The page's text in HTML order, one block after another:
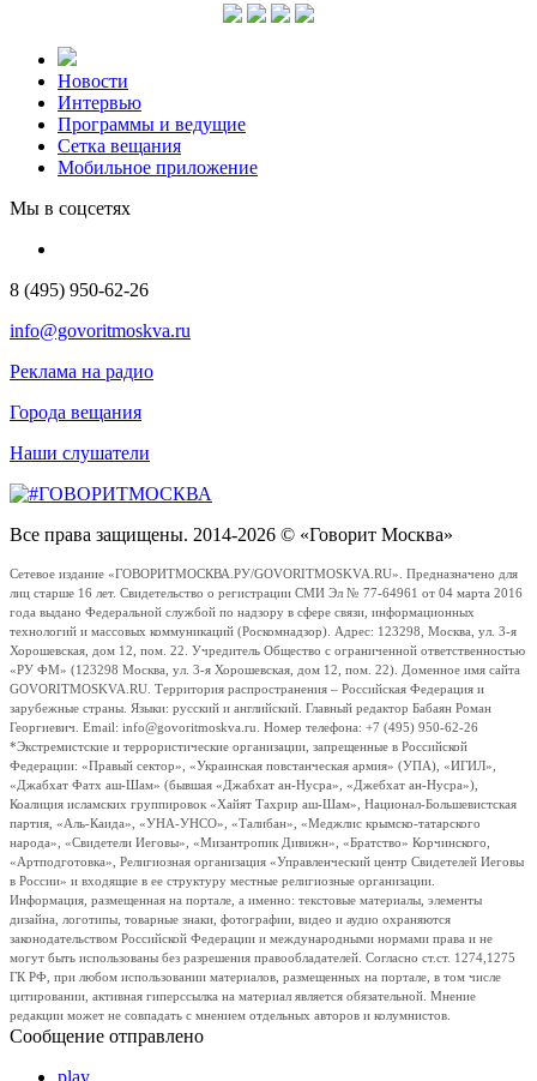
Новости
Интервью
Программы и ведущие
Сетка вещания
Мобильное приложение
Мы в соцсетях
8 (495) 950-62-26
info@govoritmoskva.ru
Реклама на радио
Города вещания
Наши слушатели
Все права защищены. 2014-2026 © «Говорит Москва»
Сетевое издание «ГОВОРИТМОСКВА.РУ/GOVORITMOSKVA.RU». Предназначено для
лиц старше 16 лет. Свидетельство о регистрации СМИ Эл № 77-64961 от 04 марта 2016
года выдано Федеральной службой по надзору в сфере связи, информационных
технологий и массовых коммуникаций (Роскомнадзор). Адрес: 123298, Москва, ул. 3-я
Хорошевская, дом 12, пом. 22. Учредитель Общество с ограниченной ответственностью
«РУ ФМ» (123298 Москва, ул. 3-я Хорошевская, дом 12, пом. 22). Доменное имя сайта
GOVORITMOSKVA.RU. Территория распространения – Российская Федерация и
зарубежные страны. Языки: русский и английский. Главный редактор Бабаян Роман
Георгиевич. Email: info@govoritmoskva.ru. Номер телефона: +7 (495) 950-62-26
*Экстремистские и террористические организации, запрещенные в Российской
Федерации: «Правый сектор», «Украинская повстанческая армия» (УПА), «ИГИЛ»,
«Джабхат Фатх аш-Шам» (бывшая «Джабхат ан-Нусра», «Джебхат ан-Нусра»),
Коалиция исламских группировок «Хайят Тахрир аш-Шам», Национал-Большевистская
партия, «Аль-Каида», «УНА-УНСО», «Талибан», «Меджлис крымско-татарского
народа», «Свидетели Иеговы», «Мизантропик Дивижн», «Братство» Корчинского,
«Артподготовка», Религиозная организация «Управленческий центр Свидетелей Иеговы
в России» и входящие в ее структуру местные религиозные организации.
Информация, размещенная на портале, а именно: текстовые материалы, элементы
дизайна, логотипы, товарные знаки, фотографии, видео и аудио охраняются
законодательством Российской Федерации и международными нормами права и не
могут быть использованы без разрешения правообладателей. Согласно ст.ст. 1274,1275
ГК РФ, при любом использовании материалов, размещенных на портале, в том числе
цитировании, активная гиперссылка на материал является обязательной. Мнение
редакции может не совпадать с мнением отдельных авторов и колумнистов.
Сообщение отправлено
play